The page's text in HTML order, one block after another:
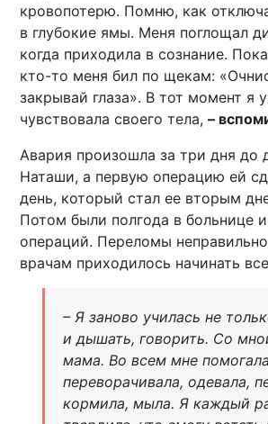
кровопотерю. Помню, как
в глубокие ямы. Меня поглощал
когда приходила в сознание.
кто-то меня бил по щекам:
закрывай глаза». В тот момент я
чувствовала своего тела,–
Авария произошла за три дня до
Наташи, а первую операцию ей
день, который стал ее вторым
Потом были полгода в больнице
операций. Переломы
врачам приходилось начинать
– Я заново училась не
и дышать, говорить. Со
мама. Во всем мне
переворачивала, одевала,
кормила, мыла. Я каждый